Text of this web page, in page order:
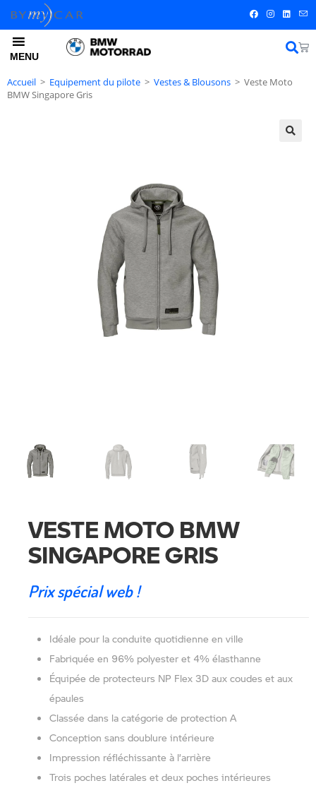
MENU
Accueil > Equipement du pilote > Vestes & Blousons > Veste Moto
BMW Singapore Gris
VESTE MOTO BMW
SINGAPORE GRIS
Prix spécial web !
Idéale pour la conduite quotidienne en ville
Fabriquée en 96% polyester et 4% élasthanne
Équipée de protecteurs NP Flex 3D aux coudes et aux
épaules
Classée dans la catégorie de protection A
Conception sans doublure intérieure
Impression réfléchissante à l’arrière
Trois poches latérales et deux poches intérieures